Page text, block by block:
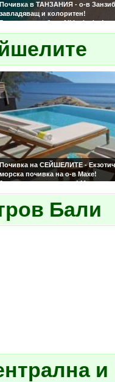
Почивка в ТАНЗАНИЯ - о-в
завладяващ и колоритен!
7 нощувки на база All Inclusive!
Екзотична почивка, великолепни
плажове и невероятна природа!
Индивидуална програма!
Почивка на СЕЙШЕЛИТЕ -
морска почивка на о-в Махе!
6 нощувки със закуски! Мечтана
почивка на достъпна цена -
море, красиви плажове и
домакини!
Бали